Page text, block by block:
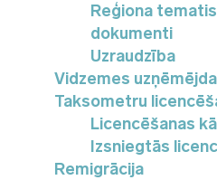
Reģiona
dokumenti
Uzraudzība
Vidzemes
Taksometru
Licencēšanas
Izsniegtās
Remigrācija